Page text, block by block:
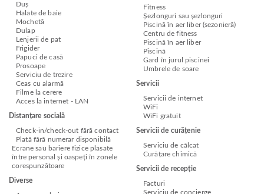
Duș
Halate de baie
Mochetă
Dulap
Lenjerii de pat
Frigider
Papuci de casă
Prosoape
Serviciu de trezire
Ceas cu alarmă
Filme la cerere
Acces la internet - LAN
Distanțare socială
Check-in/check-out fără contact
Plată fără numerar disponibilă
Ecrane sau bariere fizice plasate
între personal și oaspeți în zonele
corespunzătoare
Diverse
Fitness
Șezlonguri sau șezlonguri
Piscină în aer liber (sezonieră)
Centru de fitness
Piscină în aer liber
Piscină
Gard în jurul piscinei
Umbrele de soare
Servicii
Servicii de internet
WiFi
WiFi gratuit
Servicii de curățenie
Serviciu de călcat
Curățare chimică
Servicii de recepție
Facturi
Serviciu de concierge